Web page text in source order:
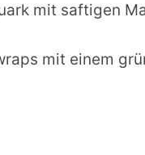
mit saftigen
mit einem